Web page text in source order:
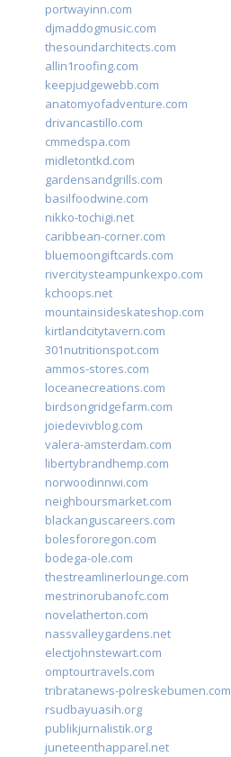
portwayinn.com
djmaddogmusic.com
thesoundarchitects.com
allin1roofing.com
keepjudgewebb.com
anatomyofadventure.com
drivancastillo.com
cmmedspa.com
midletontkd.com
gardensandgrills.com
basilfoodwine.com
nikko-tochigi.net
caribbean-corner.com
bluemoongiftcards.com
rivercitysteampunkexpo.com
kchoops.net
mountainsideskateshop.com
kirtlandcitytavern.com
301nutritionspot.com
ammos-stores.com
loceanecreations.com
birdsongridgefarm.com
joiedevivblog.com
valera-amsterdam.com
libertybrandhemp.com
norwoodinnwi.com
neighboursmarket.com
blackanguscareers.com
bolesfororegon.com
bodega-ole.com
thestreamlinerlounge.com
mestrinorubanofc.com
novelatherton.com
nassvalleygardens.net
electjohnstewart.com
omptourtravels.com
tribratanews-polreskebumen.com
rsudbayuasih.org
publikjurnalistik.org
juneteenthapparel.net